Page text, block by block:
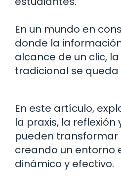
En un mundo en
donde la
alcance de un clic,
tradicional se queda
En este artículo,
la praxis, la reflexión
pueden transformar
creando un entorno
dinámico y efectivo.